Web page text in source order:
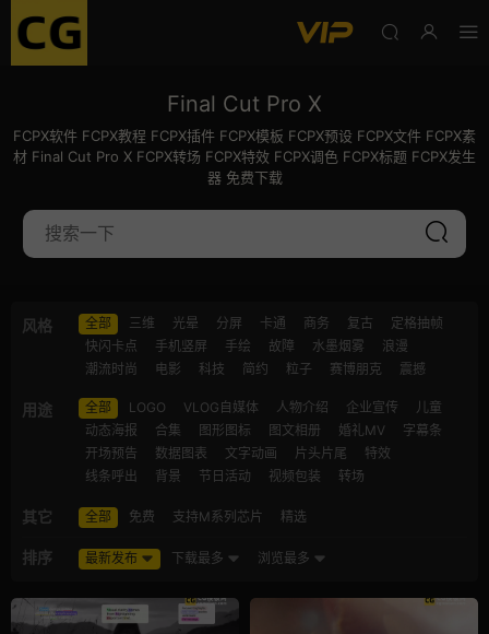
Final Cut Pro X
FCPX软件 FCPX教程 FCPX插件 FCPX模板 FCPX预设 FCPX文件 FCPX素
材 Final Cut Pro X FCPX转场 FCPX特效 FCPX调色 FCPX标题 FCPX发生
器 免费下载
风格 全部 三维 光晕 分屏 卡通 商务 复古
定格抽帧
快闪卡点
手机竖屏 手绘 故障 水墨烟雾
浪漫
潮流时尚
电影 科技 简约 粒子 赛博朋克 震撼
用途 全部 LOGO VLOG自媒体 人物介绍 企业宣传
儿童
动态海报
合集 图形图标 图文相册 婚礼MV
字幕条
开场预告
数据图表 文字动画 片头片尾
特效
线条呼出
背景 节日活动 视频包装 转场
其它 全部 免费 支持M系列芯片 精选
排序 最新发布 下载最多 浏览最多